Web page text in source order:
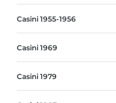
Casini 1955-1956
Casini 1969
Casini 1979